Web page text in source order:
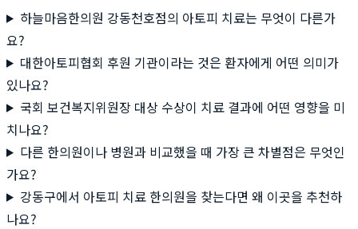
하늘마음한의원 강동천호점의 아토피 치료는 무엇이 다른가
요?
대한아토피협회 후원 기관이라는 것은 환자에게 어떤 의미가
있나요?
국회 보건복지위원장 대상 수상이 치료 결과에 어떤 영향을 미
치나요?
다른 한의원이나 병원과 비교했을 때 가장 큰 차별점은 무엇인
가요?
강동구에서 아토피 치료 한의원을 찾는다면 왜 이곳을 추천하
나요?